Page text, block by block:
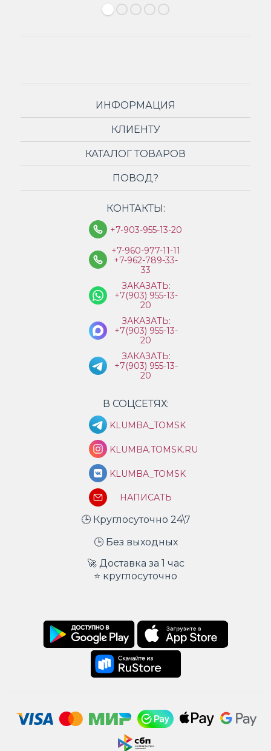
ИНФОРМАЦИЯ
КЛИЕНТУ
КАТАЛОГ ТОВАРОВ
ПОВОД?
КОНТАКТЫ:
+7-903-955-13-20
+7-960-977-11-11
+7-962-789-33-
33
ЗАКАЗАТЬ:
+7(903) 955-13-
20
ЗАКАЗАТЬ:
+7(903) 955-13-
20
ЗАКАЗАТЬ:
+7(903) 955-13-
20
В СОЦСЕТЯХ:
KLUMBA_TOMSK
KLUMBA.TOMSK.RU
KLUMBA_TOMSK
НАПИСАТЬ
🕒 Круглосуточно 24\7
🕒 Без выходных
🚀 Доставка за 1 час
⭐ круглосуточно